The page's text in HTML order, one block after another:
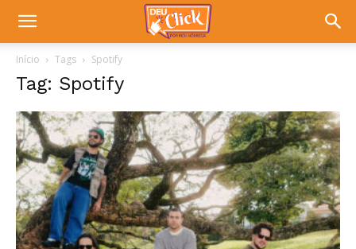
Início Tags Spotify
Tag: Spotify